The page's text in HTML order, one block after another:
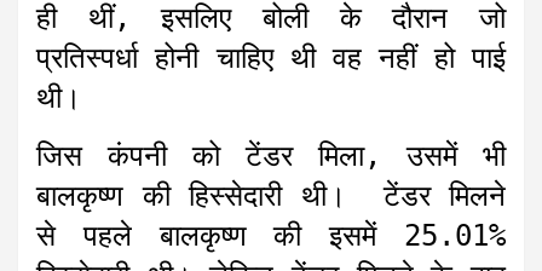
ही थीं, इसलिए बोली के दौरान जो
प्रतिस्पर्धा होनी चाहिए थी वह नहीं हो पाई
थी।
जिस कंपनी को टेंडर मिला, उसमें भी
बालकृष्ण की हिस्सेदारी थी। टेंडर मिलने
से पहले बालकृष्ण की इसमें 25.01%